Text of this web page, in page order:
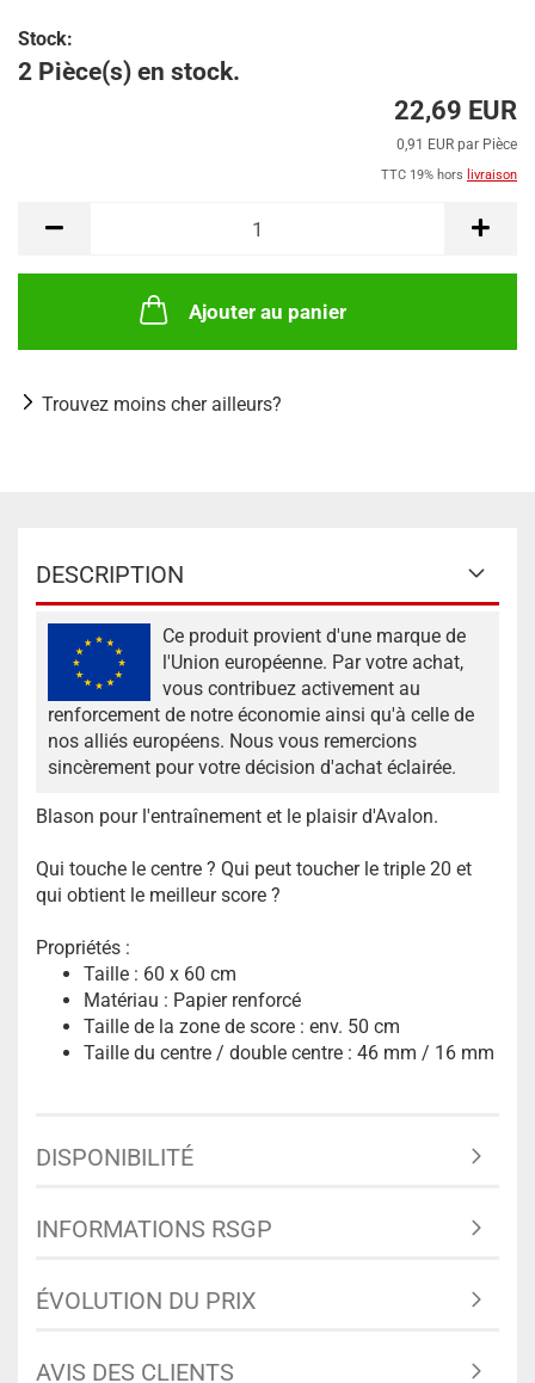
Stock:
2 Pièce(s) en stock.
22,69 EUR
0,91 EUR par Pièce
TTC 19% hors livraison
Ajouter au panier
Trouvez moins cher ailleurs?
DESCRIPTION
Ce produit provient d'une marque de
l'Union européenne. Par votre achat,
vous contribuez activement au
renforcement de notre économie ainsi qu'à celle de
nos alliés européens. Nous vous remercions
sincèrement pour votre décision d'achat éclairée.
Blason pour l'entraînement et le plaisir d'Avalon.
Qui touche le centre ? Qui peut toucher le triple 20 et
qui obtient le meilleur score ?
Propriétés :
Taille : 60 x 60 cm
Matériau : Papier renforcé
Taille de la zone de score : env. 50 cm
Taille du centre / double centre : 46 mm / 16 mm
DISPONIBILITÉ
INFORMATIONS RSGP
ÉVOLUTION DU PRIX
AVIS DES CLIENTS